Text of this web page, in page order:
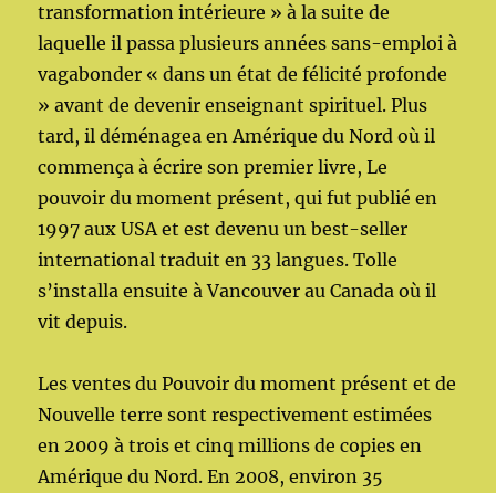
transformation intérieure » à la suite de
laquelle il passa plusieurs années sans-emploi à
vagabonder « dans un état de félicité profonde
» avant de devenir enseignant spirituel. Plus
tard, il déménagea en Amérique du Nord où il
commença à écrire son premier livre, Le
pouvoir du moment présent, qui fut publié en
1997 aux USA et est devenu un best-seller
international traduit en 33 langues. Tolle
s’installa ensuite à Vancouver au Canada où il
vit depuis.
Les ventes du Pouvoir du moment présent et de
Nouvelle terre sont respectivement estimées
en 2009 à trois et cinq millions de copies en
Amérique du Nord. En 2008, environ 35